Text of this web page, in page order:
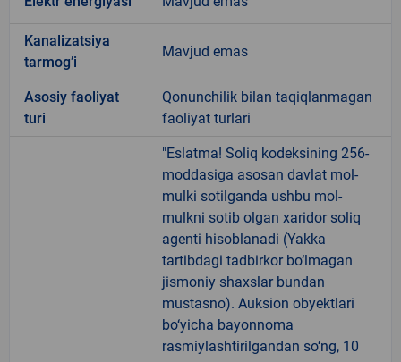
Kanalizatsiya
tarmogʼi
Mavjud emas
Аsosiy faoliyat
turi
Qonunchilik bilan taqiqlanmagan
faoliyat turlari
"Eslatma! Soliq kodeksining 256-
moddasiga asosan davlat mol-
mulki sotilganda ushbu mol-
mulkni sotib olgan xaridor soliq
agenti hisoblanadi (Yakka
tartibdagi tadbirkor bo‘lmagan
jismoniy shaxslar bundan
mustasno). Auksion obyektlari
bo‘yicha bayonnoma
rasmiylashtirilgandan so‘ng, 10